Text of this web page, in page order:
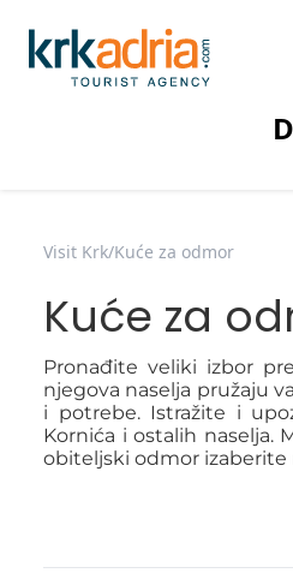
Visit Krk/Kuće za odmor
Kuće za
Pronađite veliki izbor
njegova naselja pružaju
i potrebe. Istražite i
Kornića i ostalih naselja.
obiteljski odmor izaberite